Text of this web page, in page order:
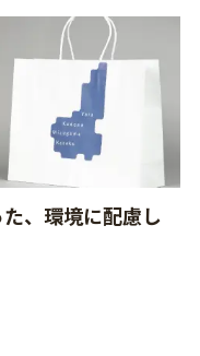
、環境に配慮し